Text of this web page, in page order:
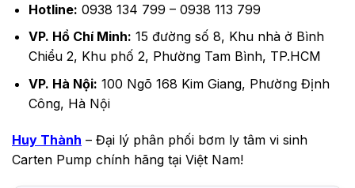
Hotline: 0938 134 799 – 0938 113 799
VP. Hồ Chí Minh: 15 đường số 8, Khu nhà ở Bình
Chiểu 2, Khu phố 2, Phường Tam Bình, TP.HCM
VP. Hà Nội: 100 Ngõ 168 Kim Giang, Phường Định
Công, Hà Nội
Huy Thành – Đại lý phân phối bơm ly tâm vi sinh
Carten Pump chính hãng tại Việt Nam!